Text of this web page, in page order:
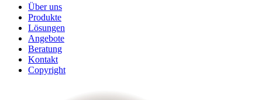
Über uns
Produkte
Lösungen
Angebote
Beratung
Kontakt
Copyright